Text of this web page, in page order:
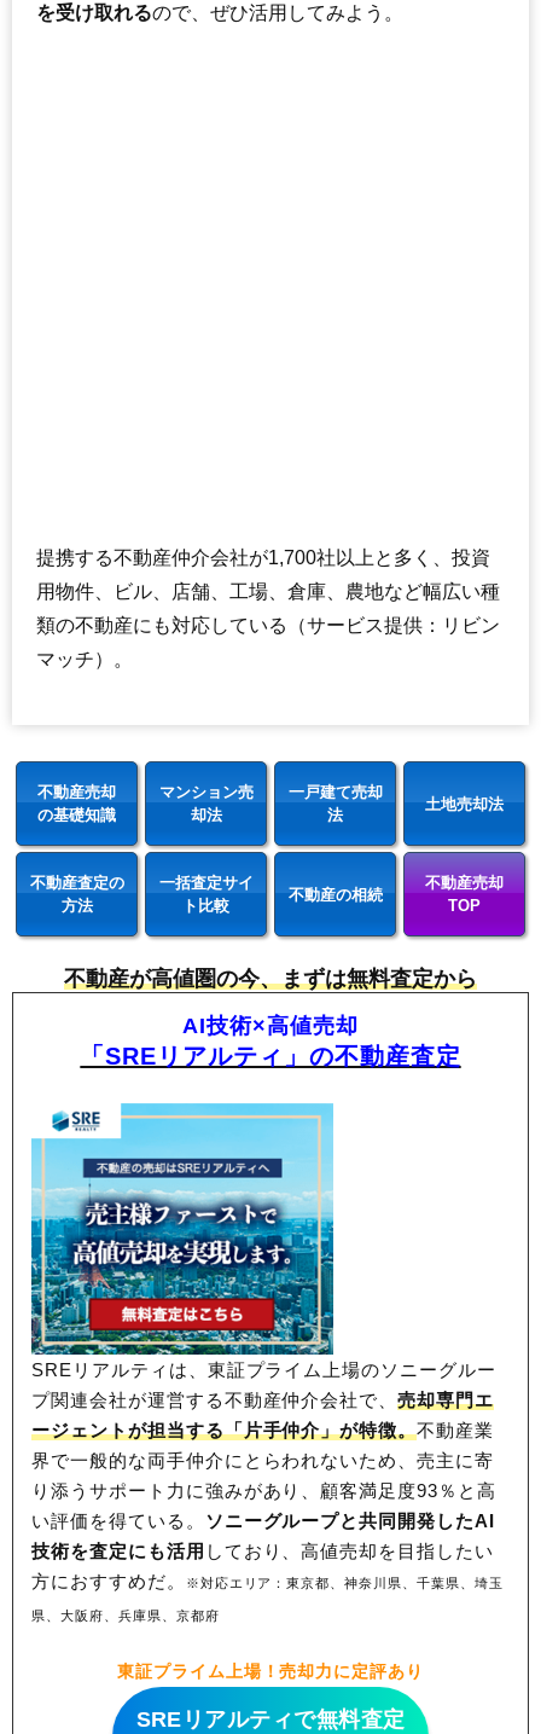
を受け取れるので、ぜひ活用してみよう。
提携する不動産仲介会社が1,700社以上と多く、投資
用物件、ビル、店舗、工場、倉庫、農地など幅広い種
類の不動産にも対応している（サービス提供：リビン
マッチ）。
不動産売却
の基礎知識
マンション売
却法
一戸建て売却
法
土地売却法
不動産査定の
方法
一括査定サイ
ト比較
不動産の相続
不動産売却
TOP
不動産が高値圏の今、まずは無料査定から
AI技術×高値売却
「SREリアルティ」の不動産査定
SREリアルティは、東証プライム上場のソニーグルー
プ関連会社が運営する不動産仲介会社で、売却専門エ
ージェントが担当する「片手仲介」が特徴。不動産業
界で一般的な両手仲介にとらわれないため、売主に寄
り添うサポート力に強みがあり、顧客満足度93％と高
い評価を得ている。 ソニーグループと共同開発したAI
技術を査定にも活用 しており、高値売却を目指したい
方におすすめだ。
※対応エリア：東京都、神奈川県、千葉県、埼玉
県、大阪府、兵庫県、京都府
東証プライム上場！売却力に定評あり
SREリアルティで無料査定